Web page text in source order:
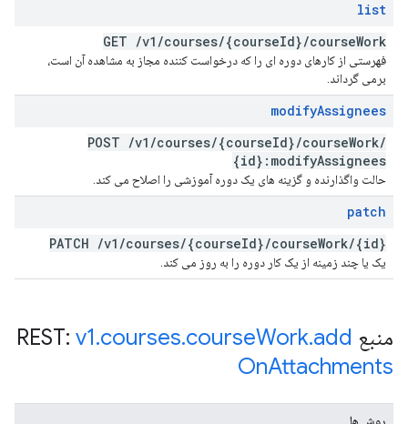
list
GET /v1 /courses/{courseId}/courseWork
فهرستی از کارهای دوره ای را که درخواست کننده مجاز به مشاهده آن است،
برمی گرداند.
modifyAssignees
POST /v1 /courses/{courseId}/courseWork/
{id}:modifyAssignees
حالت واگذارنده و گزینه های یک دوره آموزشی را اصلاح می کند.
patch
PATCH /v1 /courses/{courseId}/courseWork/{id}
یک یا چند زمینه از یک کار دوره را به روز می کند.
منبع REST: v1.courses.courseWork.add
OnAttachments
روش ها